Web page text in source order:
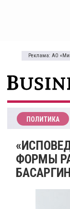
Реклама: АО
ПОЛИТИКА
ФОРМЫ
БАСАРГИН